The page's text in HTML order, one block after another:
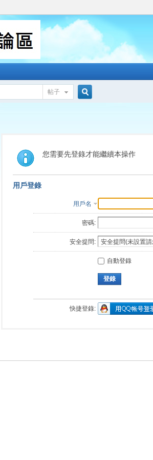
帖子
索
您需要先登錄才能繼續本操作
用戶登錄
用戶名
密碼:
安全提問:
自動登錄
登錄
快捷登錄: